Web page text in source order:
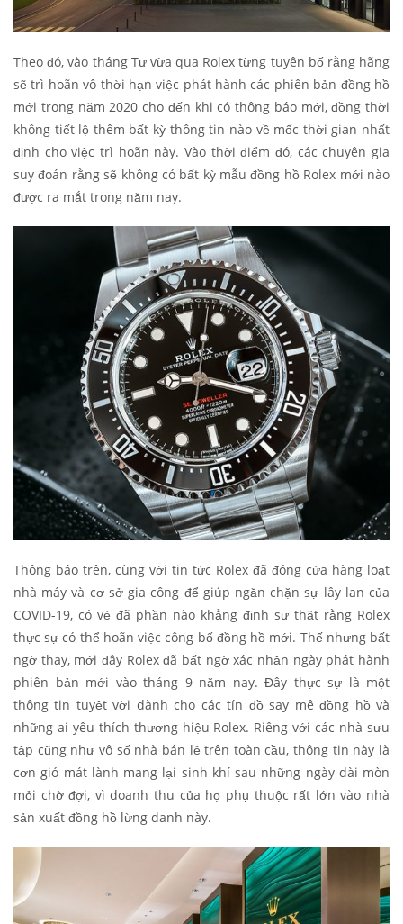
Theo đó, vào tháng Tư vừa qua Rolex từng tuyên bố rằng hãng
sẽ trì hoãn vô thời hạn việc phát hành các phiên bản đồng hồ
mới trong năm 2020 cho đến khi có thông báo mới, đồng thời
không tiết lộ thêm bất kỳ thông tin nào về mốc thời gian nhất
định cho việc trì hoãn này. Vào thời điểm đó, các chuyên gia
suy đoán rằng sẽ không có bất kỳ mẫu đồng hồ Rolex mới nào
được ra mắt trong năm nay.
Thông báo trên, cùng với tin tức Rolex đã đóng cửa hàng loạt
nhà máy và cơ sở gia công để giúp ngăn chặn sự lây lan của
COVID-19, có vẻ đã phần nào khẳng định sự thật rằng Rolex
thực sự có thể hoãn việc công bố đồng hồ mới. Thế nhưng bất
ngờ thay, mới đây Rolex đã bất ngờ xác nhận ngày phát hành
phiên bản mới vào tháng 9 năm nay. Đây thực sự là một
thông tin tuyệt vời dành cho các tín đồ say mê đồng hồ và
những ai yêu thích thương hiệu Rolex. Riêng với các nhà sưu
tập cũng như vô số nhà bán lẻ trên toàn cầu, thông tin này là
cơn gió mát lành mang lại sinh khí sau những ngày dài mòn
mỏi chờ đợi, vì doanh thu của họ phụ thuộc rất lớn vào nhà
sản xuất đồng hồ lừng danh này.